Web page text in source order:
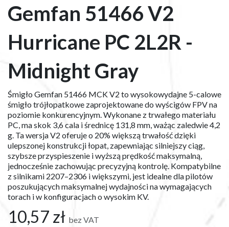
Gemfan 51466 V2
Hurricane PC 2L2R -
Midnight Gray
Śmigło Gemfan 51466 MCK V2 to wysokowydajne 5-calowe
śmigło trójłopatkowe zaprojektowane do wyścigów FPV na
poziomie konkurencyjnym. Wykonane z trwałego materiału
PC, ma skok 3,6 cala i średnicę 131,8 mm, ważąc zaledwie 4,2
g. Ta wersja V2 oferuje o 20% większą trwałość dzięki
ulepszonej konstrukcji łopat, zapewniając silniejszy ciąg,
szybsze przyspieszenie i wyższą prędkość maksymalną,
jednocześnie zachowując precyzyjną kontrolę. Kompatybilne
z silnikami 2207–2306 i większymi, jest idealne dla pilotów
poszukujących maksymalnej wydajności na wymagających
torach i w konfiguracjach o wysokim KV.
10,57 zł bez VAT